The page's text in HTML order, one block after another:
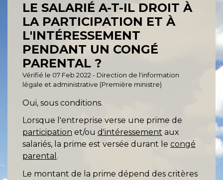
LE SALARIÉ A-T-IL DROIT À
LA PARTICIPATION ET À
L'INTÉRESSEMENT
PENDANT UN CONGÉ
PARENTAL ?
Vérifié le 07 Feb 2022 - Direction de l'information
légale et administrative (Première ministre)
Oui, sous conditions.
Lorsque l'entreprise verse une prime de
participation et/ou d'intéressement aux
salariés, la prime est versée durant le congé
parental .
Le montant de la prime dépend des critères